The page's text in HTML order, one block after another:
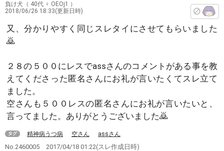
負け犬 （ 40代 ♀ OEOj1 ）
2018/06/26 18:33(更新日時)
又、分かりやすく同じスレタイにさせてもらいました
🙇
２８の５００にレスでassさんのコメントがある事を教
えてくださった匿名さんにお礼が言いたくてスレ立て
ました。
空さんも５００レスの匿名さんにお礼が言いたいと、
言ってました。ありがとうございました🙇
タグ 精神病うつ病 空さん assさん
No.2460005 2017/04/18 01:22(スレ作成日時)